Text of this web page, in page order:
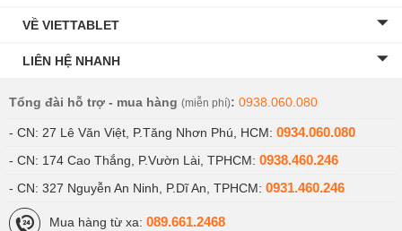
VỀ VIETTABLET
LIÊN HỆ NHANH
Tổng đài hỗ trợ - mua hàng (miễn phí): 0938.060.080
- CN: 27 Lê Văn Việt, P.Tăng Nhơn Phú, HCM: 0934.060.080
- CN: 174 Cao Thắng, P.Vườn Lài, TPHCM: 0938.460.246
- CN: 327 Nguyễn An Ninh, P.Dĩ An, TPHCM: 0931.460.246
Mua hàng từ xa: 089.661.2468